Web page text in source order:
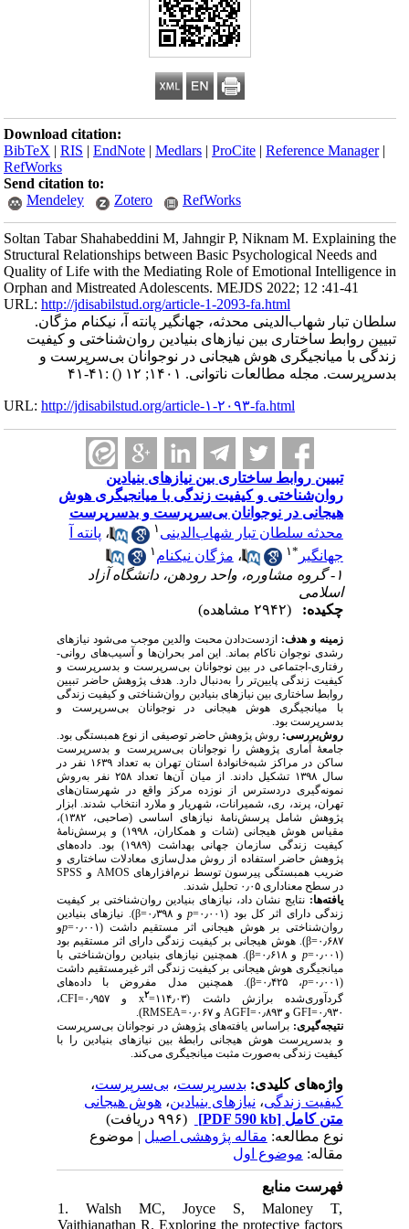
Download citation:
BibTeX |RIS |EndNote |Medlars |ProCite |Reference Manager
RefWorks
Send citation to:
Mendeley
Zotero RefWorks
Soltan Tabar Shahabeddini M, Jahngir P, Niknam M. Explaining the
Structural Relationships between Basic Psychological Needs and
Quality of Life with the Mediating Role of Emotional Intelligence in
Orphan and Mistreated Adolescents. MEJDS 2022; 12 :41-41
URL:http://jdisabilstud.org/article-1-2093-fa.html
سلطان تبار شهاب‌الدینی محدثه، جهانگیر پانته آ، نیکنام مژگان.
تبیین روابط ساختاری بین نیازهای بنیادین روان‌شناختی و کیفیت
زندگی با میانجیگری هوش هیجانی در نوجوانان بی‌سرپرست و
بدسرپرست. مجله مطالعات ناتوانی. ۱۴۰۱; ۱۲
() :۴۱-۴۱
URL:http://jdisabilstud.org/article-۱-۲۰۹۳-fa.html
تبیین روابط ساختاری بین نیازهای بنیادین
روان‌شناختی و کیفیت زندگی با میانجیگری هوش
هیجانی در نوجوانان بی‌سرپرست و بدسرپرست
محدثه سلطان تبار شهاب‌الدینی
،پانته آ
جهانگیر
۱ ،مژگان نیکنام
۱- گروه مشاوره، واحد رودهن، دانشگاه آزاد
اسلامی
چکیده:
زمینه و هدف:از‌دست‌دادن محبت والدین موجب می‌شود نیازهای
رشدی نوجوان ناکام بماند. این امر بحران‌ها و آسیب‌های روانی-
رفتاری-اجتماعی در بین نوجوانان بی‌سرپرست و بدسرپرست و
کیفیت زندگی پایین‌تر را به‌دنبال دارد. هدف پژوهش حاضر تبیین
روابط ساختاری بین نیازهای بنیادین روان‌شناختی و کیفیت زندگی
با میانجیگری هوش هیجانی در نوجوانان بی‌سرپرست و
بدسرپرست بود.
روش‌بررسی: روش پژوهش حاضر توصیفی از نوع همبستگی بود.
جامعهٔ آماری پژوهش را نوجوانان بی‌سرپرست و بدسرپرست
ساکن در مراکز شبه‌خانوادهٔ استان تهران به تعداد ۱۶۳۹ نفر در
سال ۱۳۹۸ تشکیل دادند. از میان آن‌ها تعداد ۲۵۸ نفر به‌روش
نمونه‌‌گیری دردسترس از نوزده مرکز واقع در شهرستان‌های
تهران، پرند، ری، شمیرانات، شهریار و ملارد انتخاب شدند. ابزار
پژوهش شامل پرسش‌نامهٔ نیازهای اساسی (صاحبی، ۱۳۸۲)،
مقیاس هوش هیجانی (شات و همکاران، ۱۹۹۸) و پرسش‌نامهٔ
کیفیت زندگی سازمان جهانی بهداشت (۱۹۸۹) بود. داده‌های
پژوهش حاضر استفاده از روش مدل‌سازی معادلات ساختاری و
ضریب همبستگی پیرسون توسط نرم‌افزارهایAMOSو SPSS
در سطح معناداری ۰٫۰۵ تحلیل شدند.
یافته‌ها:نتایج نشان داد، نیازهای بنیادین روان‌شناختی بر کیفیت
زندگی دارای اثر کل بود (۰٫۰۰۱=
p و ۰٫۳۹۸= β
).نیازهای بنیادین
روان‌شناختی بر هوش هیجانی اثر مستقیم داشت (۰٫۰۰۱=
pو
۰٫۶۸۷= β). هوش هیجانی بر کیفیت زندگی دارای اثر مستقیم بود
p و ۰٫۶۱۸= β). همچنین نیازهای بنیادین روان‌شناختی با
میانجیگری هوش هیجانی بر کیفیت زندگی اثر غیرمستقیم داشت
p، ۰٫۴۲۵= β
).همچنین مدل مفروض با داده‌های
گردآوری‌شده برازش داشت (۱۱۴٫۰۳=
۲xو ۰٫۹۵۷= CFI،
۰٫۹۳۰= GFIو ۰٫۸۹۳= AGFIو ۰٫۰۶۷= RMSEA
).
نتیجه‌گیری:براساس یافته‌های پژوهش در نوجوانان بی‌سرپرست
و بدسرپرست هوش هیجانی رابطهٔ بین نیازهای بنیادین را با
کیفیت زندگی به‌صورت مثبت میانجیگری می‌کند.
واژه‌های کلیدی:بدسرپرست،بی‌سرپرست،
کیفیت زندگی،نیازهای بنیادین،هوش هیجانی
متن کامل[PDF 590 kb]
نوع مطالعه:مقاله پژوهشی اصیل| موضوع
مقاله:موضوع اول
فهرست منابع
1. Walsh MC, Joyce S, Maloney T,
Vaithianathan R. Exploring the protective factors